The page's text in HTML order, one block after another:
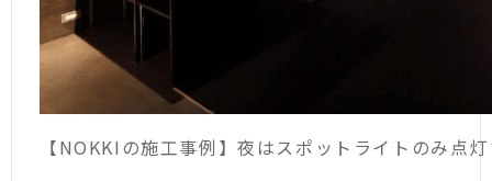
【NOKKIの施工事例】夜はスポットライトのみ点